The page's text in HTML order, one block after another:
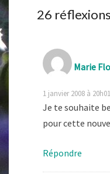
26
Marie Flo
1 janvier 2008 à 20h01
Je te souhaite
pour cette
Répondre